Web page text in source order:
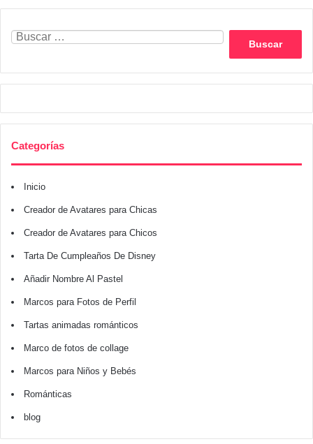
Categorías
Inicio
Creador de Avatares para Chicas
Creador de Avatares para Chicos
Tarta De Cumpleaños De Disney
Añadir Nombre Al Pastel
Marcos para Fotos de Perfil
Tartas animadas románticos
Marco de fotos de collage
Marcos para Niños y Bebés
Románticas
blog